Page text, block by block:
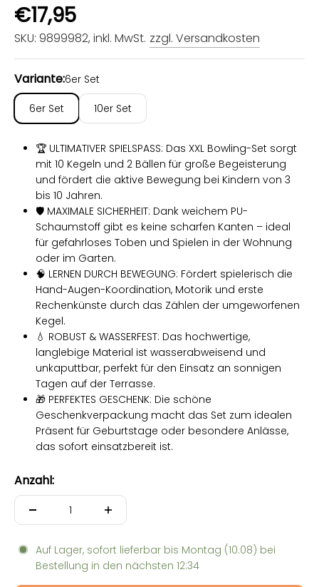
Angebot
€17,95
SKU: 9899982, inkl. MwSt. zzgl. Versandkosten
Variante:6er Set
6er Set 10er Set
🏆 ULTIMATIVER SPIELSPASS: Das XXL Bowling-Set sorgt
mit 10 Kegeln und 2 Bällen für große Begeisterung
und fördert die aktive Bewegung bei Kindern von 3
bis 10 Jahren.
🛡️ MAXIMALE SICHERHEIT: Dank weichem PU-
Schaumstoff gibt es keine scharfen Kanten – ideal
für gefahrloses Toben und Spielen in der Wohnung
oder im Garten.
🧠 LERNEN DURCH BEWEGUNG: Fördert spielerisch die
Hand-Augen-Koordination, Motorik und erste
Rechenkünste durch das Zählen der umgeworfenen
Kegel.
💧 ROBUST & WASSERFEST: Das hochwertige,
langlebige Material ist wasserabweisend und
unkaputtbar, perfekt für den Einsatz an sonnigen
Tagen auf der Terrasse.
🎁 PERFEKTES GESCHENK: Die schöne
Geschenkverpackung macht das Set zum idealen
Präsent für Geburtstage oder besondere Anlässe,
das sofort einsatzbereit ist.
Anzahl:
Auf Lager, sofort lieferbar bis Montag (10.08) bei
Bestellung in den nächsten 12:34